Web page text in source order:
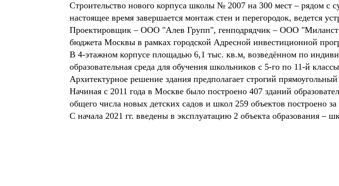
Строительство нового корпуса школы № 2007 на 300 мест – рядом с
настоящее время завершается монтаж стен и перегородок, ведется
Проектировщик – ООО "Алев Групп", генподрядчик – ООО
бюджета Москвы в рамках городской Адресной инвестиционной
В 4-этажном корпусе площадью 6,1 тыс. кв.м, возведённом по
образовательная среда для обучения школьников с 5-го по 11-й
Архитектурное решение здания предполагает строгий
Начиная с 2011 года в Москве было построено 407 зданий
общего числа новых детских садов и школ 259 объектов построено
С начала 2021 гг. введены в эксплуатацию 2 объекта образования –